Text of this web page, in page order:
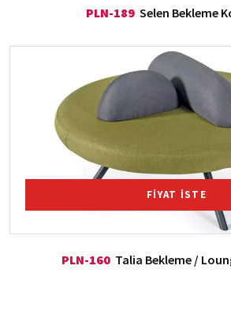
PLN-189 Selen Bekleme
FİYAT İSTE
PLN-160 Talia Bekleme /